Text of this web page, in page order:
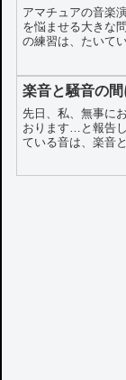
アマチュアの音楽
を悩ませる大きな
の練習は、たいて
楽音と騒音の
先日、私、無事に
おります…と報告
ている音は、楽音